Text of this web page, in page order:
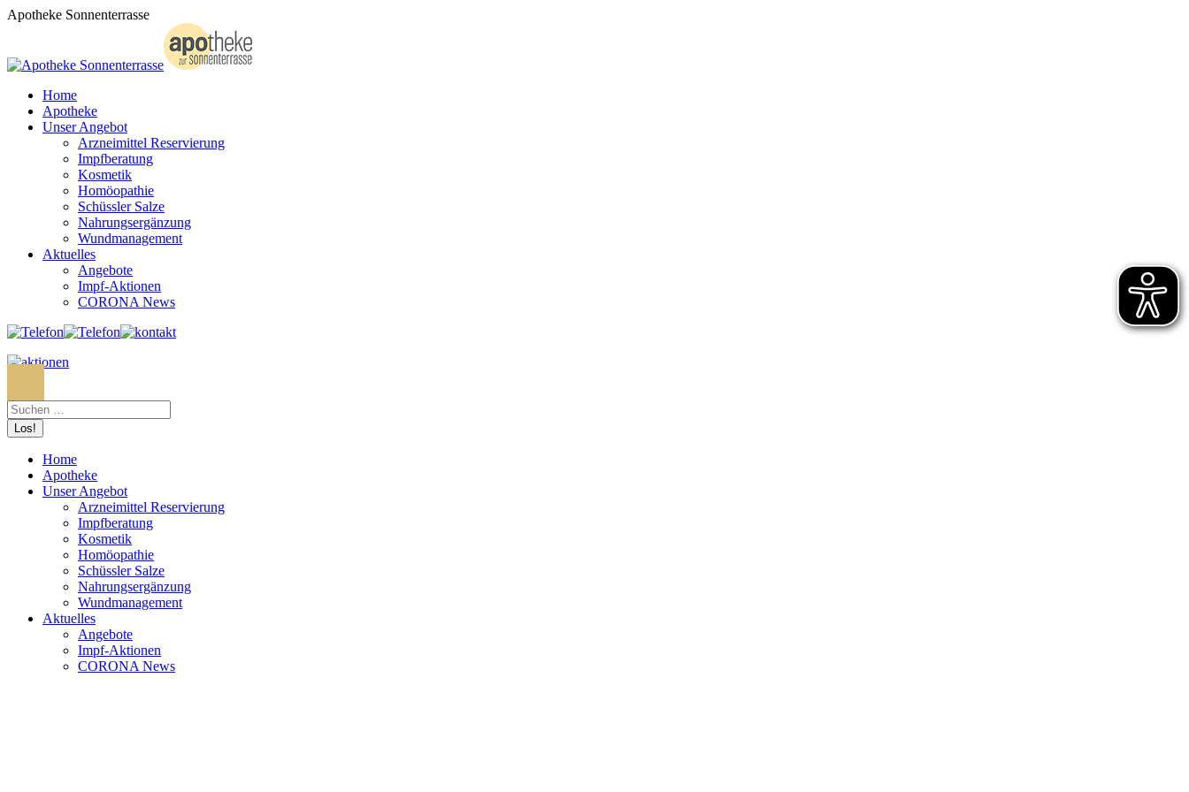
Zum
Apotheke Sonnenterrasse
Home
Apotheke
Unser Angebot
Arzneimittel Reservierung
Impfberatung
Kosmetik
Homöopathie
Schüssler Salze
Nahrungsergänzung
Wundmanagement
Aktuelles
Angebote
Impf-Aktionen
CORONA News
Home
Apotheke
Unser Angebot
Arzneimittel Reservierung
Impfberatung
Kosmetik
Homöopathie
Schüssler Salze
Nahrungsergänzung
Wundmanagement
Aktuelles
Angebote
Impf-Aktionen
CORONA News